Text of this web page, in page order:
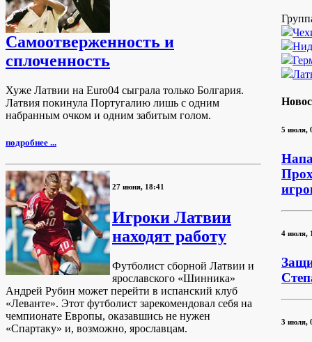
Самоотверженность и
сплоченность
Хуже Латвии на Euro04 сыграла только Болгария.
Латвия покинула Португалию лишь с одним
набранным очком и одним забитым голом.
подробнее ...
27 июня, 18:41
Игроки Латвии
находят работу
Футболист сборной Латвии и
ярославского «Шинника»
Андрей Рубин может перейти в испанский клуб
«Леванте». Этот футболист зарекомендовал себя на
чемпионате Европы, оказавшись не нужен
«Спартаку» и, возможно, ярославцам.
5 июля,
4 июля,
3 июля,